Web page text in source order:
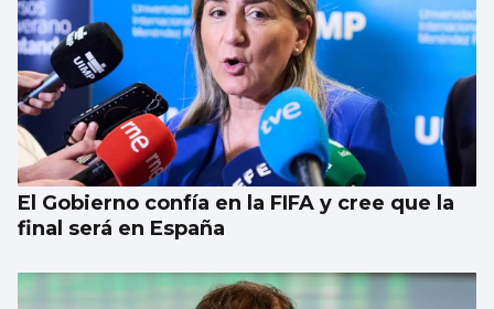
El Gobierno confía en la FIFA y cree que la
final será en España